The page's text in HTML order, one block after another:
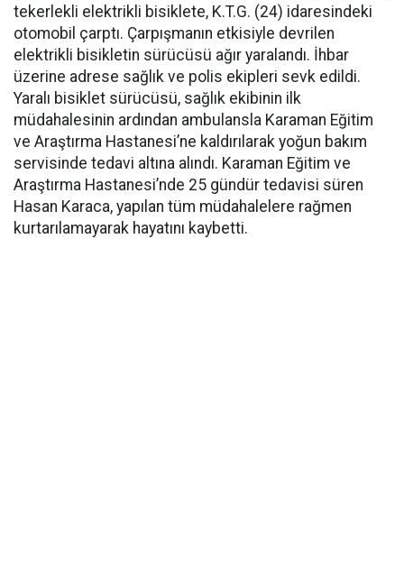
tekerlekli elektrikli bisiklete, K.T.G. (24) idaresindeki
otomobil çarptı. Çarpışmanın etkisiyle devrilen
elektrikli bisikletin sürücüsü ağır yaralandı. İhbar
üzerine adrese sağlık ve polis ekipleri sevk edildi.
Yaralı bisiklet sürücüsü, sağlık ekibinin ilk
müdahalesinin ardından ambulansla Karaman Eğitim
ve Araştırma Hastanesi’ne kaldırılarak yoğun bakım
servisinde tedavi altına alındı. Karaman Eğitim ve
Araştırma Hastanesi’nde 25 gündür tedavisi süren
Hasan Karaca, yapılan tüm müdahalelere rağmen
kurtarılamayarak hayatını kaybetti.